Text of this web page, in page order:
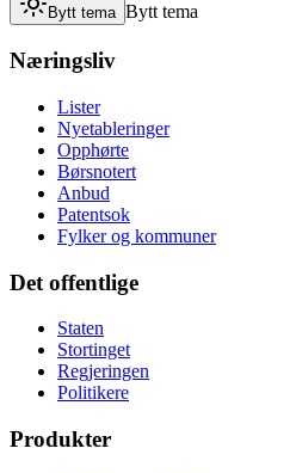
Bytt tema Bytt tema
Næringsliv
Lister
Nyetableringer
Opphørte
Børsnotert
Anbud
Patentsok
Fylker og kommuner
Det offentlige
Staten
Stortinget
Regjeringen
Politikere
Produkter